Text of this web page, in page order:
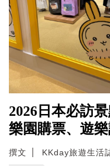
2026日本必訪
樂園購票、遊
撰文 KKday旅遊生活